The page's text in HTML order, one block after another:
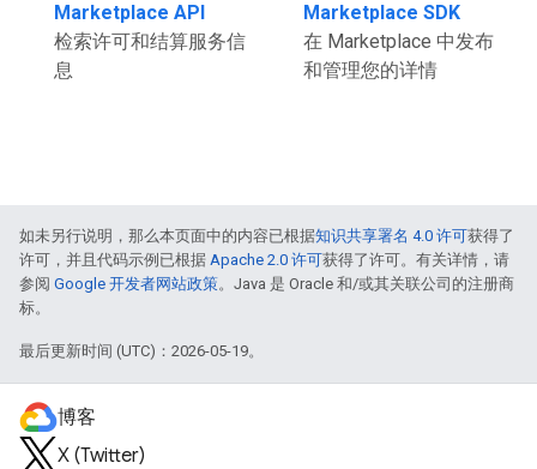
Marketplace API
检索许可和结算服务信
息
Marketplace SDK
在 Marketplace 中发布
和管理您的详情
如未另行说明，那么本页面中的内容已根据知识共享署名 4.0 许可获得了
许可，并且代码示例已根据 Apache 2.0 许可获得了许可。有关详情，请
参阅 Google 开发者网站政策。Java 是 Oracle 和/或其关联公司的注册商
标。
最后更新时间 (UTC)：2026-05-19。
博客
X (Twitter)